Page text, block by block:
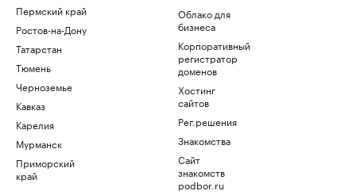
Пермский край
Ростов-на-Дону
Татарстан
Тюмень
Черноземье
Кавказ
Карелия
Мурманск
Приморский
край
Облако для
бизнеса
Корпоративный
регистратор
доменов
Хостинг
сайтов
Рег.решения
Знакомства
Сайт
знакомств
podbor.ru